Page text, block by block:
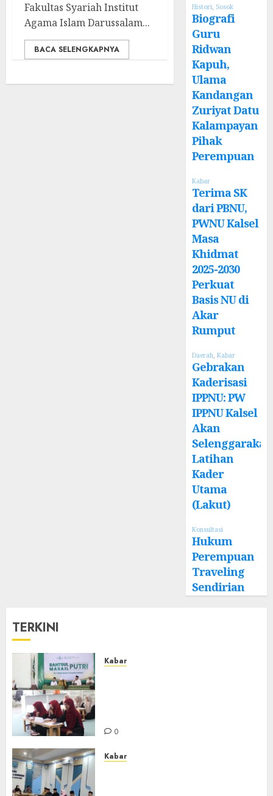
Fakultas Syariah Institut
Agama Islam Darussalam...
BACA SELENGKAPNYA
Histori, Sosok
Biografi
Guru
Ridwan
Kapuh,
Ulama
Kandangan
Zuriyat Datu
Kalampayan
Pihak
Perempuan
Kabar
Terima SK
dari PBNU,
PWNU Kalsel
Masa
Khidmat
2025-2030
Perkuat
Basis NU di
Akar
Rumput
Daerah,Kabar
Gebrakan
Kaderisasi
IPPNU: PW
IPPNU Kalsel
Akan
Selenggarakan
Latihan
Kader
Utama
(Lakut)
Konsultasi
Hukum
Perempuan
Traveling
Sendirian
TERKINI
Kabar
0
Kabar